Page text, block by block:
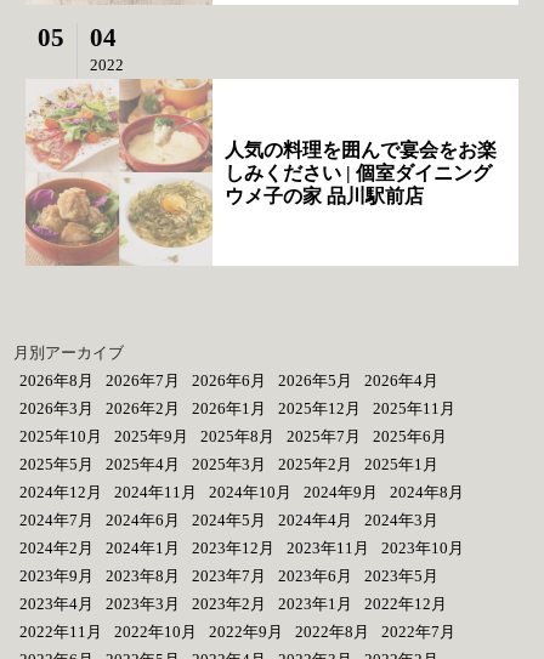
05 04
2022
人気の料理を囲んで宴会をお楽
しみください | 個室ダイニング
ウメ子の家 品川駅前店
月別アーカイブ
2026年8月
2026年7月 2026年6月 2026年5月
2026年4月
2026年3月
2026年2月 2026年1月 2025年12月
2025年11月
2025年10月
2025年9月 2025年8月 2025年7月
2025年6月
2025年5月
2025年4月 2025年3月 2025年2月
2025年1月
2024年12月
2024年11月 2024年10月 2024年9月
2024年8月
2024年7月
2024年6月 2024年5月 2024年4月
2024年3月
2024年2月
2024年1月 2023年12月 2023年11月
2023年10月
2023年9月
2023年8月 2023年7月 2023年6月
2023年5月
2023年4月
2023年3月 2023年2月 2023年1月
2022年12月
2022年11月
2022年10月 2022年9月 2022年8月
2022年7月